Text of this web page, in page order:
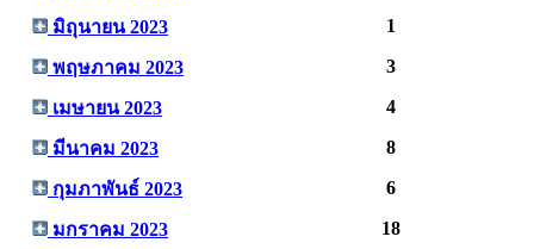
มิถุนายน 2023 1
พฤษภาคม 2023 3
เมษายน 2023 4
มีนาคม 2023 8
กุมภาพันธ์ 2023 6
มกราคม 2023 18